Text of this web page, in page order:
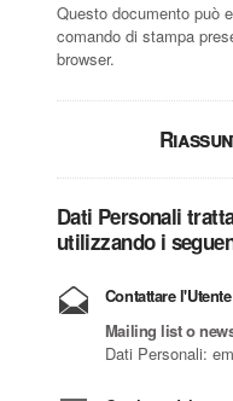
Questo documento può
comando di stampa
browser.
Dati Personali
utilizzando i
Contattare l'Utente
Mailing list o
Dati Personali: